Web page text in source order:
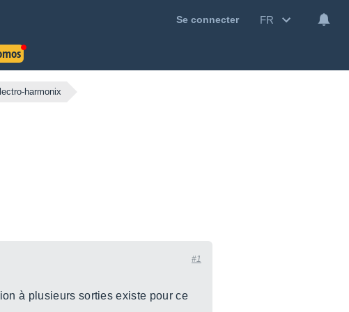
Se connecter FR
harmonix
#1
à plusieurs sorties existe pour ce